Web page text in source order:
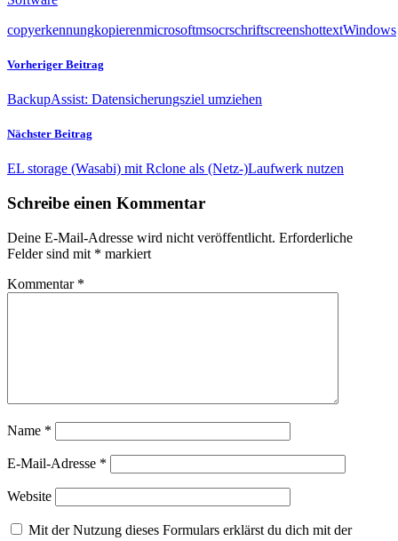
copyerkennungkopierenmicrosoftmsocrschriftscreenshottextWindows
Vorheriger Beitrag
BackupAssist: Datensicherungsziel umziehen
Nächster Beitrag
EL storage (Wasabi) mit Rclone als (Netz-)Laufwerk nutzen
Schreibe einen Kommentar
Deine E-Mail-Adresse wird nicht veröffentlicht. Erforderliche
Felder sind mit * markiert
Kommentar *
Name *
E-Mail-Adresse *
Website
Mit der Nutzung dieses Formulars erklärst du dich mit der